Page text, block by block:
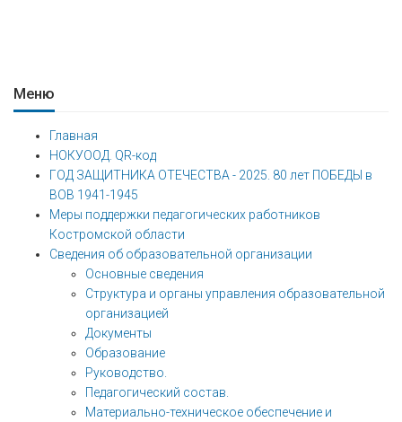
Меню
Главная
НОКУООД. QR-код
ГОД ЗАЩИТНИКА ОТЕЧЕСТВА - 2025. 80 лет ПОБЕДЫ в
ВОВ 1941-1945
Меры поддержки педагогических работников
Костромской области
Сведения об образовательной организации
Основные сведения
Структура и органы управления образовательной
организацией
Документы
Образование
Руководство.
Педагогический состав.
Материально-техническое обеспечение и